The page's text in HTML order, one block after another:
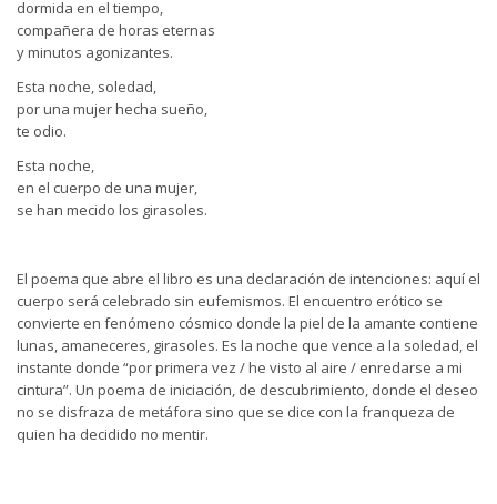
dormida en el tiempo,
compañera de horas eternas
y minutos agonizantes.
Esta noche, soledad,
por una mujer hecha sueño,
te odio.
Esta noche,
en el cuerpo de una mujer,
se han mecido los girasoles.
El poema que abre el libro es una declaración de intenciones: aquí el
cuerpo será celebrado sin eufemismos. El encuentro erótico se
convierte en fenómeno cósmico donde la piel de la amante contiene
lunas, amaneceres, girasoles. Es la noche que vence a la soledad, el
instante donde “por primera vez / he visto al aire / enredarse a mi
cintura”. Un poema de iniciación, de descubrimiento, donde el deseo
no se disfraza de metáfora sino que se dice con la franqueza de
quien ha decidido no mentir.